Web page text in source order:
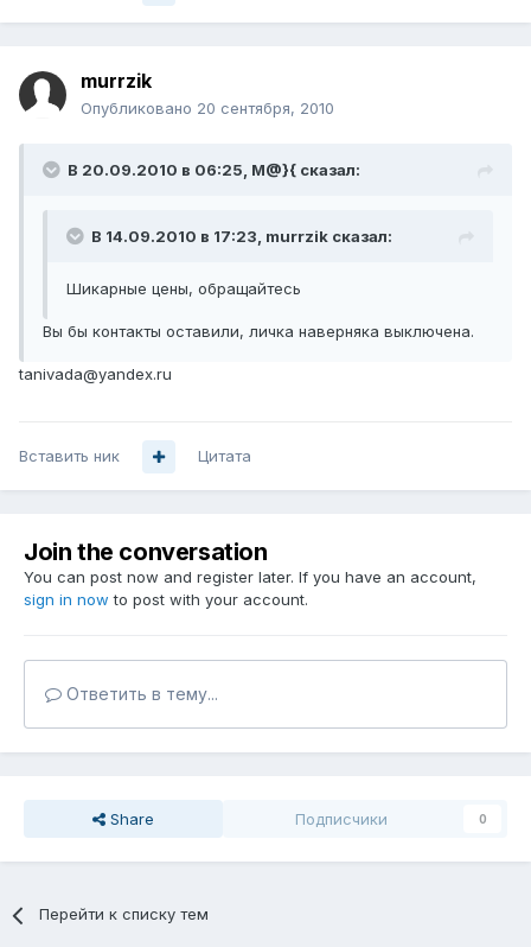
murrzik
Опубликовано 20 сентября, 2010
В 20.09.2010 в 06:25, M@}{ сказал:
В 14.09.2010 в 17:23, murrzik сказал:
Шикарные цены, обращайтесь
Вы бы контакты оставили, личка наверняка выключена.
tanivada@yandex.ru
Вставить ник Цитата
Join the conversation
You can post now and register later. If you have an account,
sign in now to post with your account.
Ответить в тему...
Share Подписчики 0
Перейти к списку тем